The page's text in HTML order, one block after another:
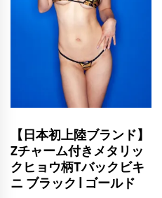
【日本初上陸ブランド】
Zチャーム付きメタリッ
クヒョウ柄Tバックビキ
ニ ブラック | ゴールド